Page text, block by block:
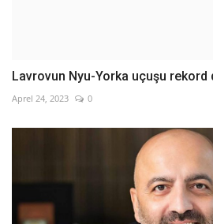
Lavrovun Nyu-Yorka uçuşu rekord
Aprel 24, 2023 0